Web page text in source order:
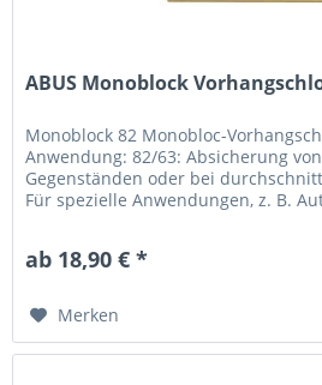
ABUS Monoblock
Monoblock 82 Monobloc-
Anwendung: 82/63: Absicherung
Gegenständen oder bei
Für spezielle Anwendungen, z. B.
ab 18,90 € *
Merken